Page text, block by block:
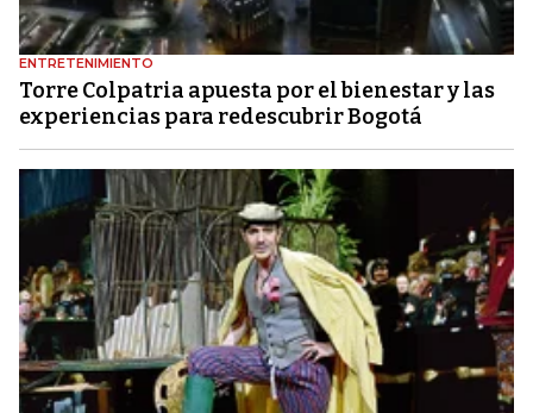
ENTRETENIMIENTO
Torre Colpatria apuesta por el bienestar y las
experiencias para redescubrir Bogotá